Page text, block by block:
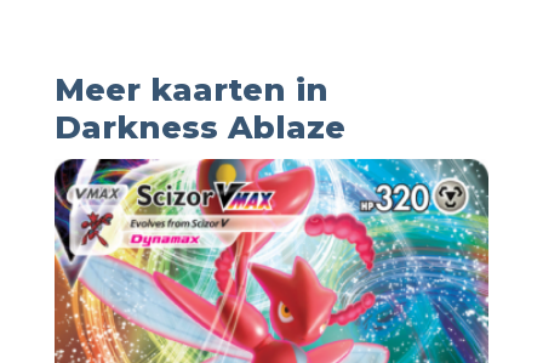
Meer kaarten in
Darkness Ablaze